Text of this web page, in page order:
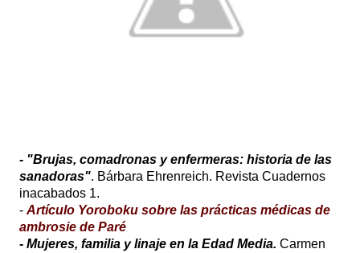
- "Brujas, comadronas y enfermeras: historia de las
sanadoras". Bárbara Ehrenreich. Revista Cuadernos
inacabados 1.
- Artículo Yoroboku sobre las prácticas médicas de
ambrosie de Paré
- Mujeres, familia y linaje en la Edad Media. Carmen